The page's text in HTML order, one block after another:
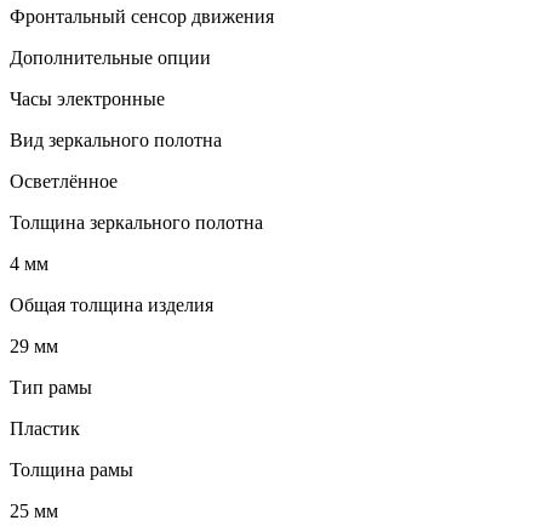
Фронтальный сенсор движения
Дополнительные опции
Часы электронные
Вид зеркального полотна
Осветлённое
Толщина зеркального полотна
4 мм
Общая толщина изделия
29 мм
Тип рамы
Пластик
Толщина рамы
25 мм